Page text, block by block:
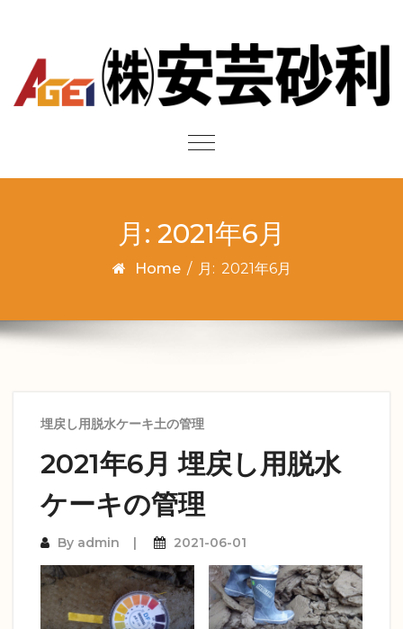
Toggle
月: 2021年6月
Home / 月: 2021年6月
埋戻し用脱水ケーキ土の管理
2021年6月 埋戻し用脱水
ケーキの管理
By admin 2021-06-01